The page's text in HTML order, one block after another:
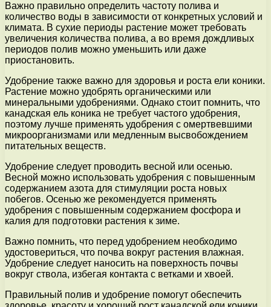
Важно правильно определить частоту полива и
количество воды в зависимости от конкретных условий и
климата. В сухие периоды растение может требовать
увеличения количества полива, а во время дождливых
периодов полив можно уменьшить или даже
приостановить.
Удобрение также важно для здоровья и роста ели коники.
Растение можно удобрять органическими или
минеральными удобрениями. Однако стоит помнить, что
канадская ель коника не требует частого удобрения,
поэтому лучше применять удобрения с омертвевшими
микроорганизмами или медленным высвобождением
питательных веществ.
Удобрение следует проводить весной или осенью.
Весной можно использовать удобрения с повышенным
содержанием азота для стимуляции роста новых
побегов. Осенью же рекомендуется применять
удобрения с повышенным содержанием фосфора и
калия для подготовки растения к зиме.
Важно помнить, что перед удобрением необходимо
удостовериться, что почва вокруг растения влажная.
Удобрение следует наносить на поверхность почвы
вокруг ствола, избегая контакта с ветками и хвоей.
Правильный полив и удобрение помогут обеспечить